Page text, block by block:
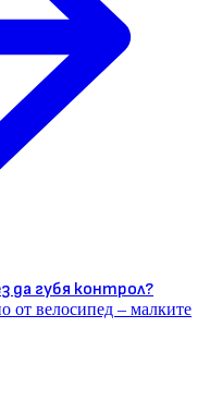
да губя контрол?
от велосипед – малките